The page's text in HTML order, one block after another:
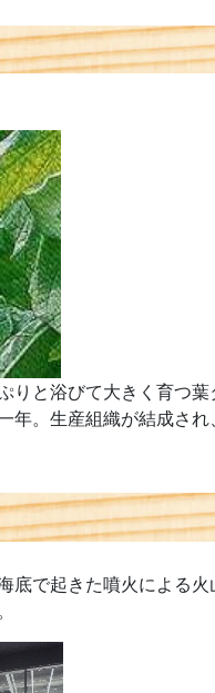
と浴びて大きく育つ
年。生産組織が結成さ
で起きた噴火による